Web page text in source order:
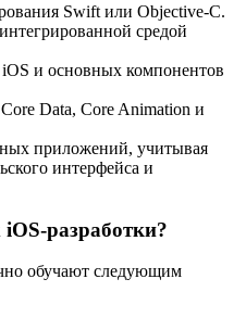
Swift или Objective-C.
средой
и основных компонентов
Data, Core Animation и
приложений, учитывая
интерфейса и
разработки?
обучают следующим